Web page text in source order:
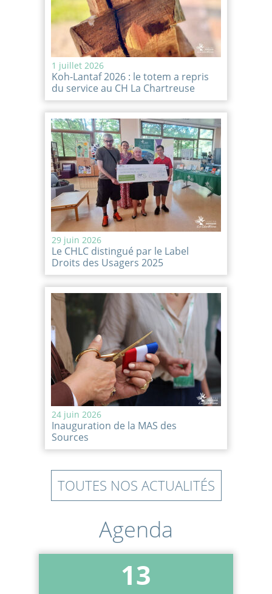
1 juillet 2026
Koh-Lantaf 2026 : le totem a repris
du service au CH La Chartreuse
29 juin 2026
Le CHLC distingué par le Label
Droits des Usagers 2025
24 juin 2026
Inauguration de la MAS des
Sources
TOUTES NOS ACTUALITÉS
Agenda
13